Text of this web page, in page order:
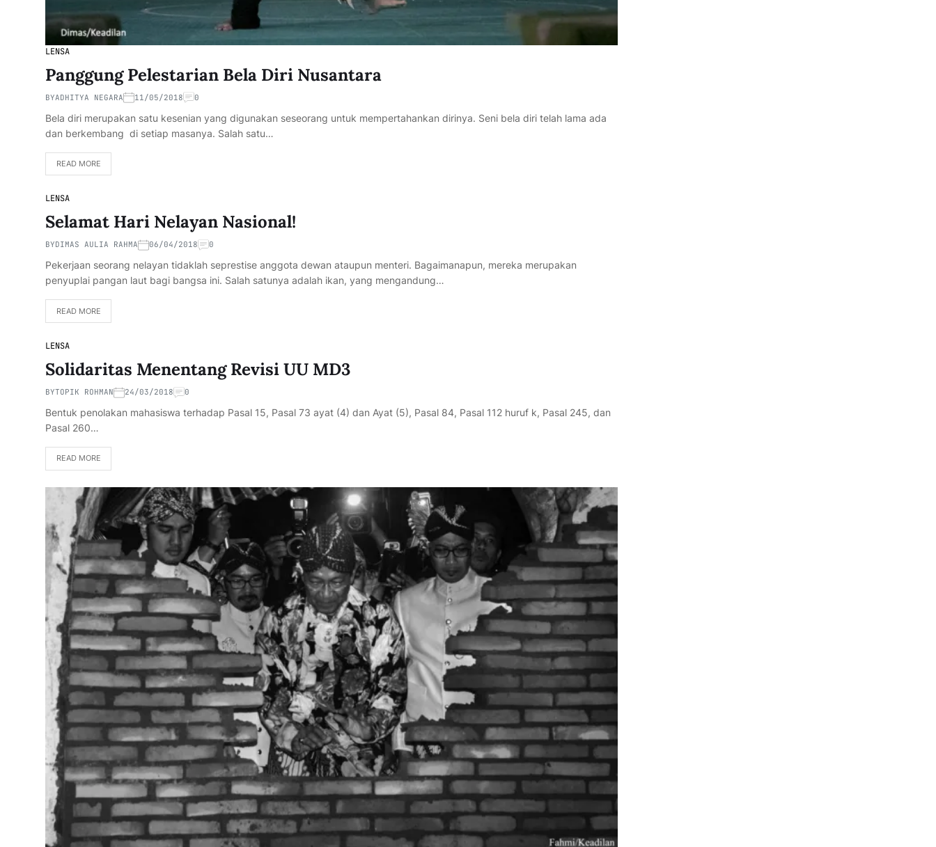
LENSA
Panggung Pelestarian Bela Diri Nusantara
BYADHITYA NEGARA 11/05/2018 0
Bela diri merupakan satu kesenian yang digunakan seseorang untuk mempertahankan dirinya. Seni bela diri telah lama ada
dan berkembang di setiap masanya. Salah satu…
READ MORE
LENSA
Selamat Hari Nelayan Nasional!
BYDIMAS AULIA RAHMA 06/04/2018 0
Pekerjaan seorang nelayan tidaklah seprestise anggota dewan ataupun menteri. Bagaimanapun, mereka merupakan
penyuplai pangan laut bagi bangsa ini. Salah satunya adalah ikan, yang mengandung…
READ MORE
LENSA
Solidaritas Menentang Revisi UU MD3
BYTOPIK ROHMAN 24/03/2018 0
Bentuk penolakan mahasiswa terhadap Pasal 15, Pasal 73 ayat (4) dan Ayat (5), Pasal 84, Pasal 112 huruf k, Pasal 245, dan
Pasal 260…
READ MORE